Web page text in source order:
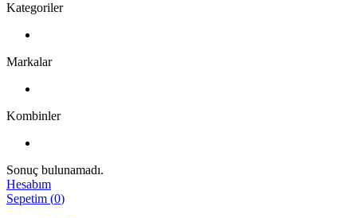
Kategoriler
Markalar
Kombinler
Sonuç bulunamadı.
Hesabım
Sepetim (0)